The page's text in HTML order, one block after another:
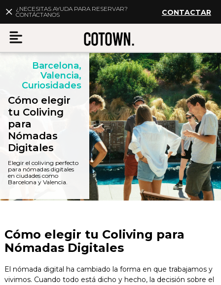
¿NECESITAS AYUDA PARA RESERVAR?
CONTÁCTANOS
CONTACTAR
Mi cuenta ES
Destinos
Membership
Blog
Barcelona,
Valencia,
Curiosidades
Cómo elegir
tu Coliving
para
Nómadas
Digitales
Elegir el coliving perfecto
para nómadas digitales
en ciudades como
Barcelona y Valencia.
Cómo elegir tu Coliving para
Nómadas Digitales
El nómada digital ha cambiado la forma en que trabajamos y
vivimos. Cuando todo está dicho y hecho, la decisión sobre el